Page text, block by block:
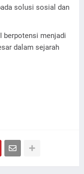
solusi sosial dan
berpotensi menjadi
dalam sejarah